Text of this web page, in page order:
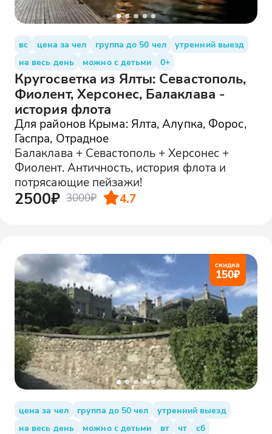
вс цена за чел группа до 50 чел
утренний выезд
на весь день
можно с детьми 0+
Кругосветка из Ялты: Севастополь,
Фиолент, Херсонес, Балаклава -
история флота
Для районов Крыма: Ялта, Алупка, Форос,
Гаспра, Отрадное
Балаклава + Севастополь + Херсонес +
Фиолент. Античность, история флота и
потрясающие пейзажи!
2500₽ 3000₽ 4.7
скидка
150₽
цена за чел группа до 50 чел
утренний выезд
на весь день
можно с детьми вт чт сб